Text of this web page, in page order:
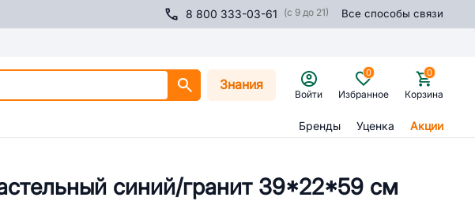
8 800 333-03-61 (с 9 до 21) Все способы связи
Знания
Войти Избранное
0
Корзина
0
Бренды Уценка Акции
синий/гранит 39*22*59 см